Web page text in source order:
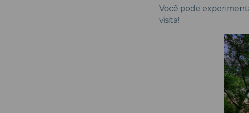
Você pode
visita!